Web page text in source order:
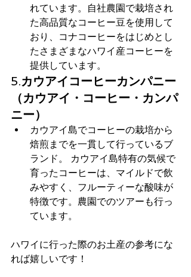
れています。自社農園で栽培され
た高品質なコーヒー豆を使用して
おり、コナコーヒーをはじめとし
たさまざまなハワイ産コーヒーを
提供しています。
5.カウアイコーヒーカンパニー
（カウアイ・コーヒー・カンパ
ニー）
カウアイ島でコーヒーの栽培から
焙煎までを一貫して行っているブ
ランド。 カウアイ島特有の気候で
育ったコーヒーは、マイルドで飲
みやすく、フルーティーな酸味が
特徴です。農園でのツアーも行っ
ています。
ハワイに行った際のお土産の参考にな
れば嬉しいです！